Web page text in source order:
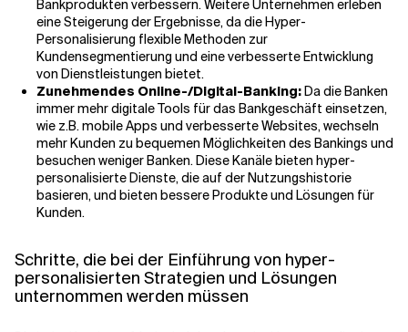
Bankprodukten verbessern. Weitere Unternehmen erleben
eine Steigerung der Ergebnisse, da die Hyper-
Personalisierung flexible Methoden zur
Kundensegmentierung und eine verbesserte Entwicklung
von Dienstleistungen bietet.
Zunehmendes Online-/Digital-Banking:Da die Banken
immer mehr digitale Tools für das Bankgeschäft einsetzen,
wie z.B. mobile Apps und verbesserte Websites, wechseln
mehr Kunden zu bequemen Möglichkeiten des Bankings und
besuchen weniger Banken. Diese Kanäle bieten hyper-
personalisierte Dienste, die auf der Nutzungshistorie
basieren, und bieten bessere Produkte und Lösungen für
Kunden.
Schritte, die bei der Einführung von hyper-
personalisierten Strategien und Lösungen
unternommen werden müssen